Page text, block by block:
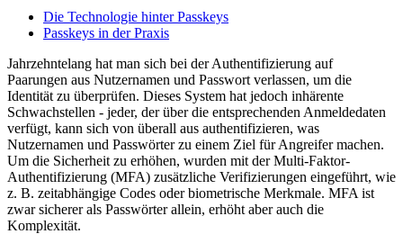
Die Technologie hinter Passkeys
Passkeys in der Praxis
Jahrzehntelang hat man sich bei der Authentifizierung auf
Paarungen aus Nutzernamen und Passwort verlassen, um die
Identität zu überprüfen. Dieses System hat jedoch inhärente
Schwachstellen - jeder, der über die entsprechenden Anmeldedaten
verfügt, kann sich von überall aus authentifizieren, was
Nutzernamen und Passwörter zu einem Ziel für Angreifer machen.
Um die Sicherheit zu erhöhen, wurden mit der Multi-Faktor-
Authentifizierung (MFA) zusätzliche Verifizierungen eingeführt, wie
z. B. zeitabhängige Codes oder biometrische Merkmale. MFA ist
zwar sicherer als Passwörter allein, erhöht aber auch die
Komplexität.